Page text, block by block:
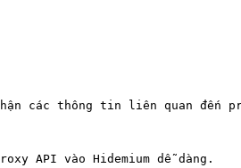
các thông tin liên quan đến
API vào Hidemium dễ dàng.